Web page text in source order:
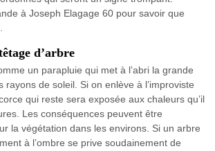
à Joseph Elagage 60 pour savoir que
d’arbre
un parapluie qui met à l’abri la grande
rayons de soleil. Si on enlève à l’improviste
qui reste sera exposée aux chaleurs qu’il
Les conséquences peuvent être
la végétation dans les environs. Si un arbre
à l’ombre se prive soudainement de